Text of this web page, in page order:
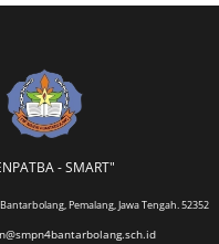
- SMART"
Pemalang, Jawa Tengah. 52352